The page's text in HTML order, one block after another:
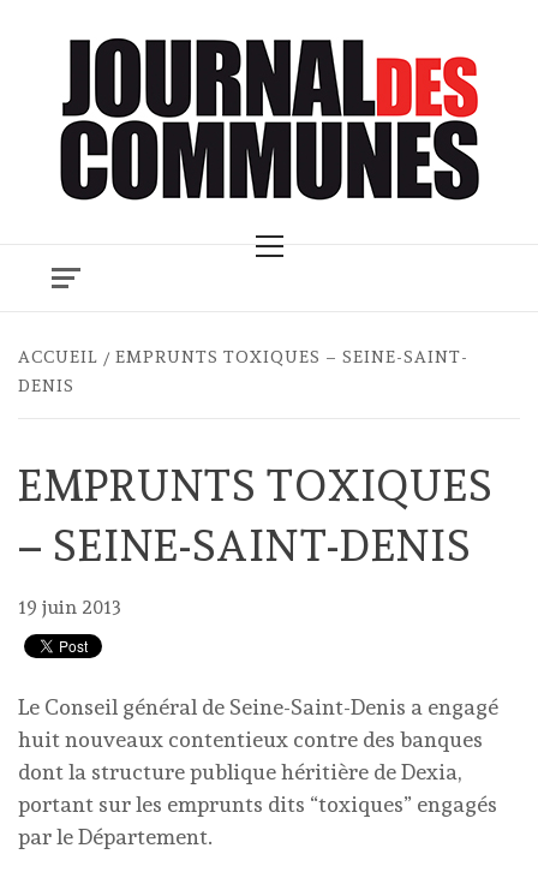
Menu
ACCUEIL
EMPRUNTS TOXIQUES – SEINE-SAINT-
DENIS
EMPRUNTS TOXIQUES
– SEINE-SAINT-DENIS
19 juin 2013
Le Conseil général de Seine-Saint-Denis a engagé
huit nouveaux contentieux contre des banques
dont la structure publique héritière de Dexia,
portant sur les emprunts dits “toxiques” engagés
par le Département.